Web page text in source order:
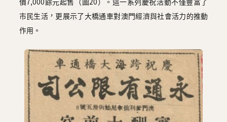
價7,000餘元起售（圖20）。這一系列慶祝活動不僅豐富了
市民生活，更展示了大橋通車對澳門經濟與社會活力的推動
作用。